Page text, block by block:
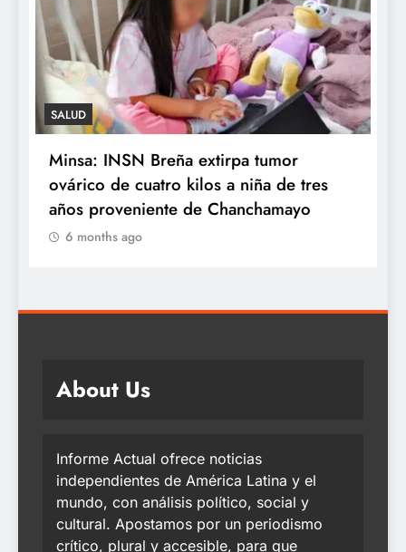
SALUD
Minsa: INSN Breña extirpa tumor
ovárico de cuatro kilos a niña de tres
años proveniente de Chanchamayo
6 months ago
About Us
Informe Actual ofrece noticias
independientes de América Latina y el
mundo, con análisis político, social y
cultural. Apostamos por un periodismo
crítico, plural y accesible, para que